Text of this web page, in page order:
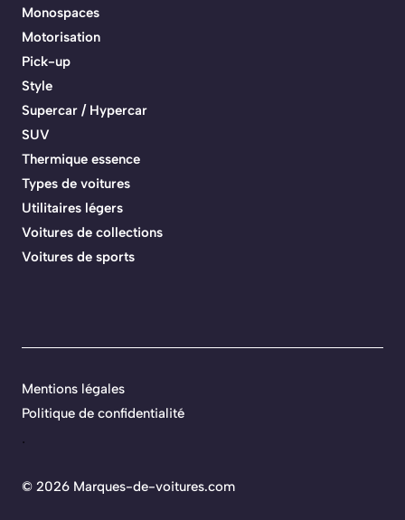
Monospaces
Motorisation
Pick-up
Style
Supercar / Hypercar
SUV
Thermique essence
Types de voitures
Utilitaires légers
Voitures de collections
Voitures de sports
© 2026 Marques-de-voitures.com
.
Mentions légales
Politique de confidentialité